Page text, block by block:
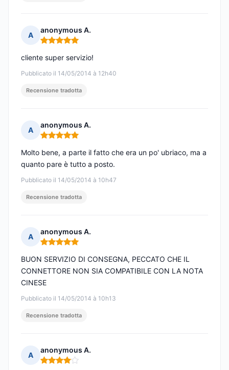
A
anonymous A.
Nota: 5 su 5
Pubblicato il 14/05/2014 à 12h40
cliente super servizio!
Recensione tradotta
A
anonymous A.
Nota: 5 su 5
Pubblicato il 14/05/2014 à 10h47
Molto bene, a parte il fatto che era un po' ubriaco, ma a
quanto pare è tutto a posto.
Recensione tradotta
A
anonymous A.
Nota: 5 su 5
Pubblicato il 14/05/2014 à 10h13
BUON SERVIZIO DI CONSEGNA, PECCATO CHE IL
CONNETTORE NON SIA COMPATIBILE CON LA NOTA
CINESE
Recensione tradotta
A
anonymous A.
Nota: 4 su 5